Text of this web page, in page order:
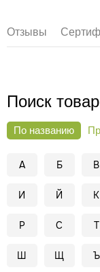
Отзывы
Поиск
По названию
А Б В
И Й К
Р С Т
Ш Щ Ъ